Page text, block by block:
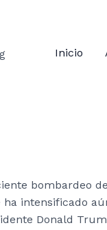
Inicio
bombardeo
intensificado
Donald